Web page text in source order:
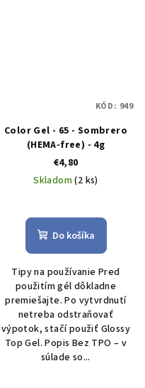
Color Gel - 65 - Sombrero
(HEMA-free) - 4g
€4,80
Skladom(2 ks)
Do košíka
Tipy na používanie Pred
použitím gél dôkladne
premiešajte. Po vytvrdnutí
netreba odstraňovať
výpotok, stačí použiť Glossy
Top Gel. Popis Bez TPO – v
súlade so...
KÓD: 949